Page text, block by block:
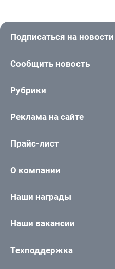
Подписаться на новости
Сообщить новость
Рубрики
Реклама на сайте
Прайс-лист
О компании
Наши награды
Наши вакансии
Техподдержка